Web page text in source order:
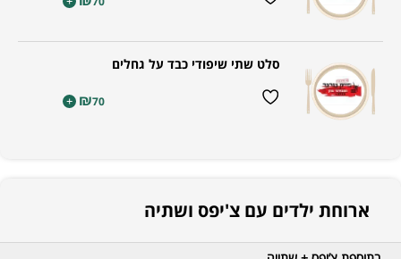
סלט שתי שיפודי כבד על גחלים
₪70
+
ארוחת ילדים עם צ'יפס ושתיה